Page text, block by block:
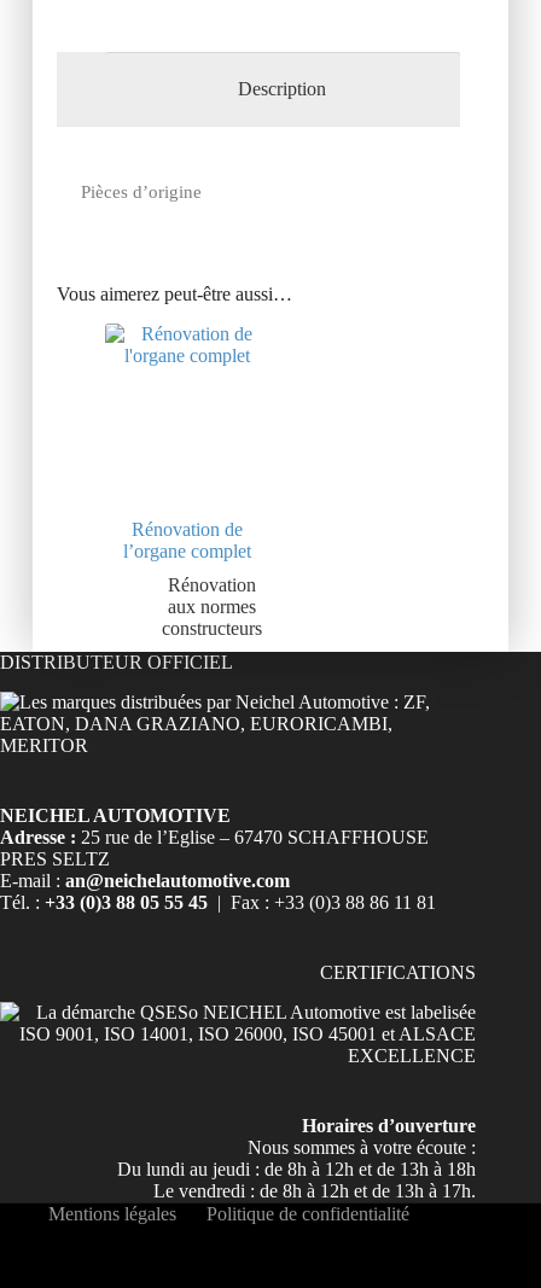
Description
Pièces d’origine
Vous aimerez peut-être aussi…
Rénovation de
l’organe complet
Rénovation
aux normes
constructeurs
DISTRIBUTEUR OFFICIEL
NEICHEL AUTOMOTIVE
Adresse : 25 rue de l’Eglise – 67470 SCHAFFHOUSE
PRES SELTZ
E-mail : an@neichelautomotive.com
Tél. : +33 (0)3 88 05 55 45 | Fax : +33 (0)3 88 86 11 81
CERTIFICATIONS
Horaires d’ouverture
Nous sommes à votre écoute :
Du lundi au jeudi : de 8h à 12h et de 13h à 18h
Le vendredi : de 8h à 12h et de 13h à 17h.
Mentions légales
Politique de confidentialité